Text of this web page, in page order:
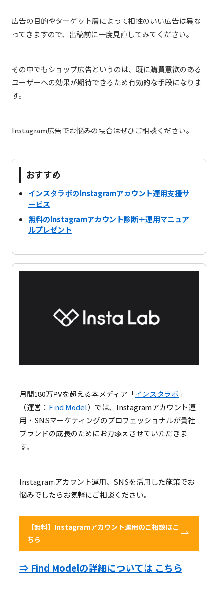
広告の目的やターゲット層によって相性のいい広告は異な
ってきますので、出稿前に一度見直してみてください。
その中でもショップ広告というのは、既に購買意欲のある
ユーザーへの効果が期待できるため有効的な手段になりま
す。
Instagram広告でお悩みの場合はぜひご相談ください。
おすすめ
インスタラボのInstagramアカウント運用支援サ
ービス
無料のInstagramアカウント診断＋運用マニュア
ルプレゼント
月間180万PVを超える本メディア「インスタラボ 」
（運営： Find Model）では、Instagramアカウント運
用・SNSマーケティングのプロフェッショナルが貴社
ブランドの成長のためにお力添えさせていただきま
す。
Instagramアカウント運用、SNSを活用した施策でお
悩みでしたらお気軽にご相談ください。
【無料】Instagramアカウント運用のご相談はこ
ちら
⇒ Find Modelの詳細については こちら